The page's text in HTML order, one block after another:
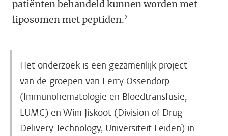
patiënten behandeld kunnen worden met
liposomen met peptiden.’
Het onderzoek is een gezamenlijk project
van de groepen van Ferry Ossendorp
(Immunohematologie en Bloedtransfusie,
LUMC) en Wim Jiskoot (Division of Drug
Delivery Technology, Universiteit Leiden) in